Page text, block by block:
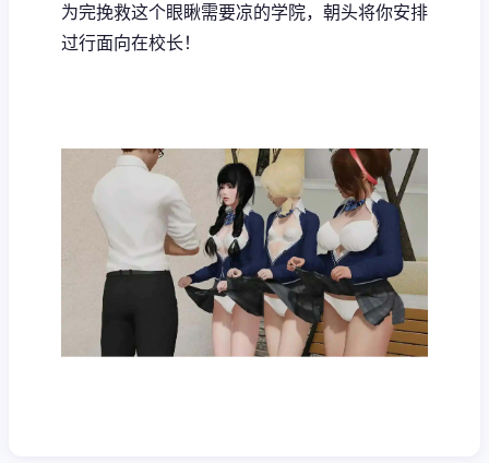
为完挽救这个眼瞅需要凉的学院，朝头将你安排
过行面向在校长！